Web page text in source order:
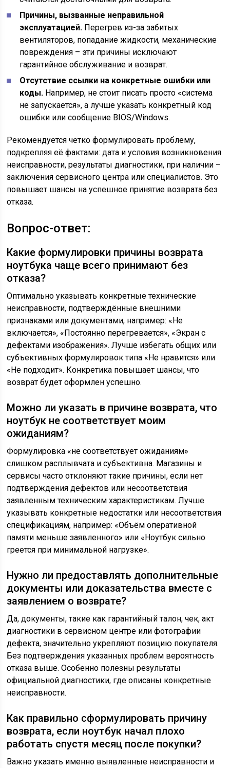
Причины, вызванные неправильной
эксплуатацией. Перегрев из-за забитых
вентиляторов, попадание жидкости, механические
повреждения – эти причины исключают
гарантийное обслуживание и возврат.
Отсутствие ссылки на конкретные ошибки или
коды. Например, не стоит писать просто «система
не запускается», а лучше указать конкретный код
ошибки или сообщение BIOS/Windows.
Рекомендуется четко формулировать проблему,
подкрепляя её фактами: дата и условия возникновения
неисправности, результаты диагностики, при наличии –
заключения сервисного центра или специалистов. Это
повышает шансы на успешное принятие возврата без
отказа.
Вопрос-ответ:
Какие формулировки причины возврата
ноутбука чаще всего принимают без
отказа?
Оптимально указывать конкретные технические
неисправности, подтверждённые внешними
признаками или документами, например: «Не
включается», «Постоянно перегревается», «Экран с
дефектами изображения». Лучше избегать общих или
субъективных формулировок типа «Не нравится» или
«Не подходит». Конкретика повышает шансы, что
возврат будет оформлен успешно.
Можно ли указать в причине возврата, что
ноутбук не соответствует моим
ожиданиям?
Формулировка «не соответствует ожиданиям»
слишком расплывчата и субъективна. Магазины и
сервисы часто отклоняют такие причины, если нет
подтверждения дефектов или несоответствия
заявленным техническим характеристикам. Лучше
указывать конкретные недостатки или несоответствия
спецификациям, например: «Объём оперативной
памяти меньше заявленного» или «Ноутбук сильно
греется при минимальной нагрузке».
Нужно ли предоставлять дополнительные
документы или доказательства вместе с
заявлением о возврате?
Да, документы, такие как гарантийный талон, чек, акт
диагностики в сервисном центре или фотографии
дефекта, значительно укрепляют позицию покупателя.
Без подтверждения указанных проблем вероятность
отказа выше. Особенно полезны результаты
официальной диагностики, где описаны конкретные
неисправности.
Как правильно сформулировать причину
возврата, если ноутбук начал плохо
работать спустя месяц после покупки?
Важно указать именно выявленные неисправности и